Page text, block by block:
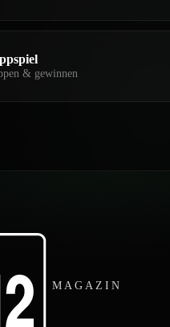
& gewinnen
MAGAZIN